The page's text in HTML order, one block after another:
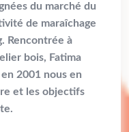
du marché du
de maraîchage
Rencontrée à
bois, Fatima
2001 nous en
et les objectifs